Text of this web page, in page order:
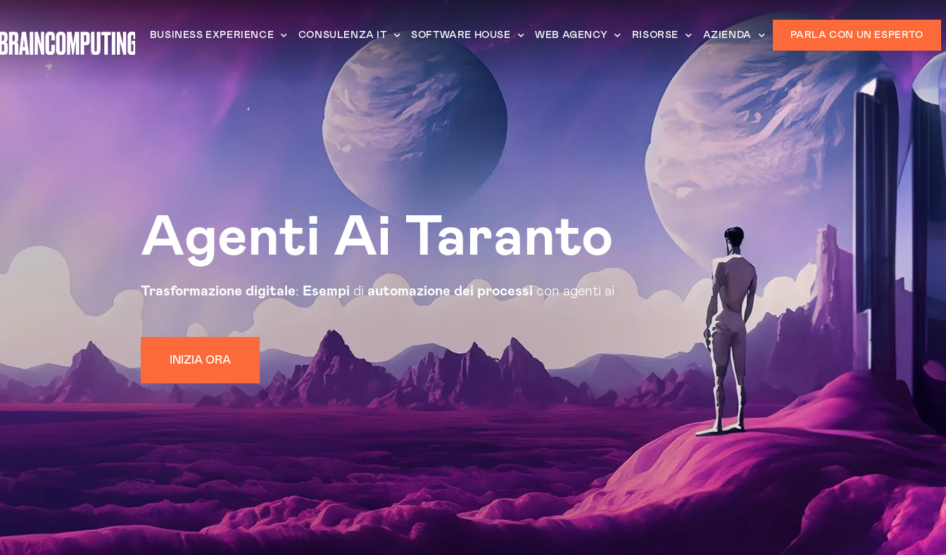
BUSINESS EXPERIENCE CONSULENZA IT SOFTWARE HOUSE WEB AGENCY RISORSE AZIENDA PARLA CON UN ESPERTO
Agenti Ai Taranto
Trasformazione digitale: Esempi di automazione dei processi con agenti ai
INIZIA ORA